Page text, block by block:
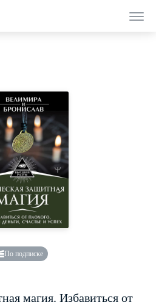
По подписке
магия. Избавиться от